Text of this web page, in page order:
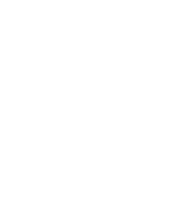
KANGOO KANGOO
100CV
Rétroviseurs latéraux